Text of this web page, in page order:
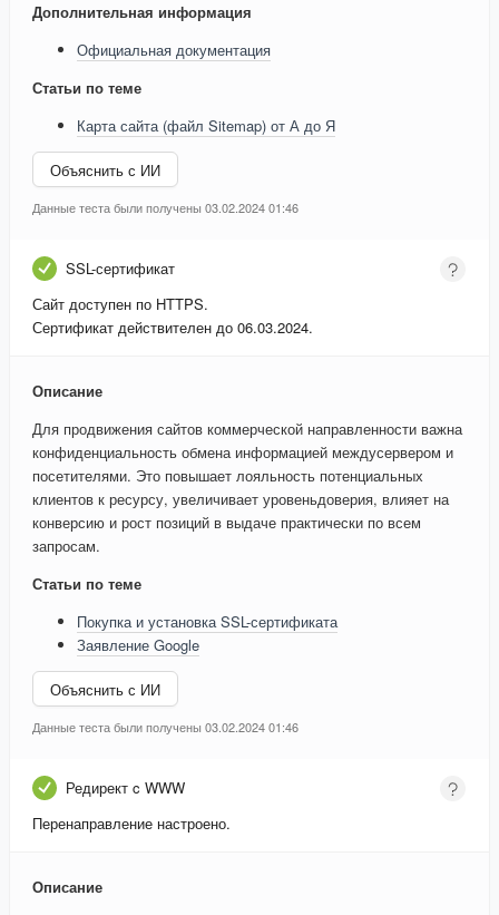
Дополнительная информация
Официальная документация
Статьи по теме
Карта сайта (файл Sitemap) от А до Я
Объяснить с ИИ
Данные теста были получены 03.02.2024 01:46
SSL-сертификат
Сайт доступен по HTTPS.
Сертификат действителен до 06.03.2024.
Описание
Для продвижения сайтов коммерческой направленности важна
конфиденциальность обмена информацией междусервером и
посетителями. Это повышает лояльность потенциальных
клиентов к ресурсу, увеличивает уровеньдоверия, влияет на
конверсию и рост позиций в выдаче практически по всем
запросам.
Статьи по теме
Покупка и установка SSL-сертификата
Заявление Google
Объяснить с ИИ
Данные теста были получены 03.02.2024 01:46
Редирект c WWW
Перенаправление настроено.
Описание